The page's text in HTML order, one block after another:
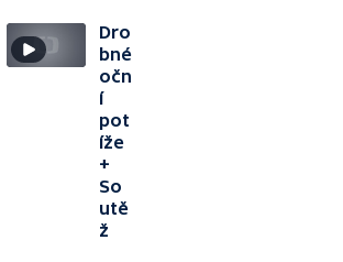
Dro
bné
očn
í
pot
íže
+
So
utě
ž